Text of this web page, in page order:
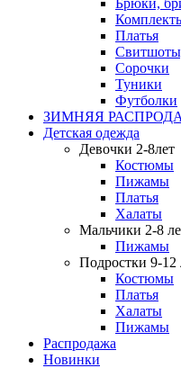
Брюки,
Платья
Сорочки
Туники
Футболки
ЗИМНЯЯ
Детская одежда
Девочки 2-8лет
Костюмы
Пижамы
Платья
Халаты
Мальчики 2-8
Пижамы
Подростки 9-12
Костюмы
Платья
Халаты
Пижамы
Распродажа
Новинки